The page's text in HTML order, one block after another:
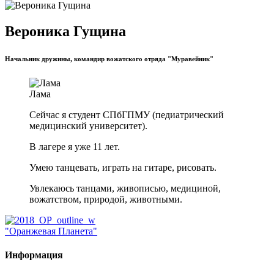
Вероника Гущина
Начальник дружины, командир вожатского отряда "Муравейник"
Лама
Сейчас я студент СПбГПМУ (педиатрический
медицинский университет).
В лагере я уже 11 лет.
Умею танцевать, играть на гитаре, рисовать.
Увлекаюсь танцами, живописью, медициной,
вожатством, природой, животными.
"Оранжевая Планета"
Информация